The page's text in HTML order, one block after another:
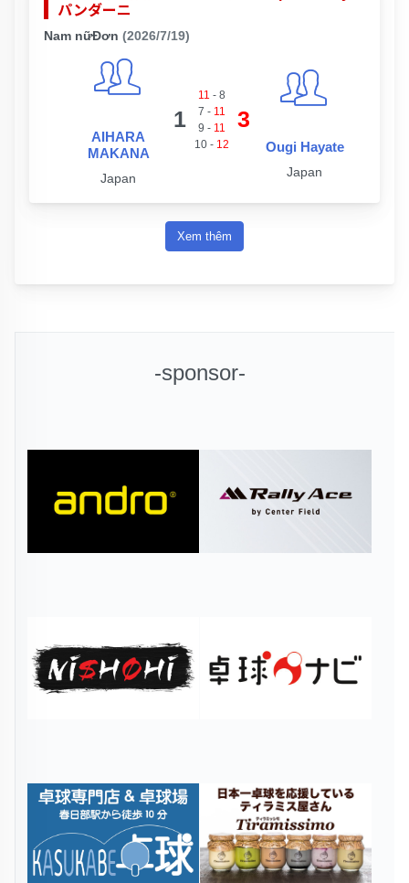
パンダーニ
Nam nữĐơn (2026/7/19)
AIHARA
MAKANA
Japan
1
11 - 8
7 - 11
9 - 11
10- 12
3
Ougi Hayate
Japan
Xem thêm
-sponsor-